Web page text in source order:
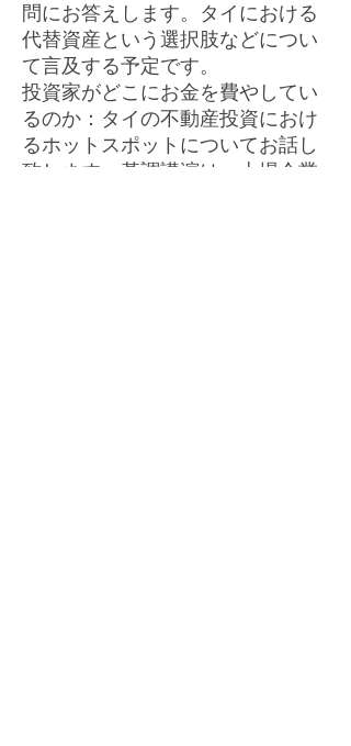
問にお答えします。タイにおける
代替資産という選択肢などについ
て言及する予定です。
投資家がどこにお金を費やしてい
るのか：タイの不動産投資におけ
るホットスポットについてお話し
致します。基調講演は、上場企業